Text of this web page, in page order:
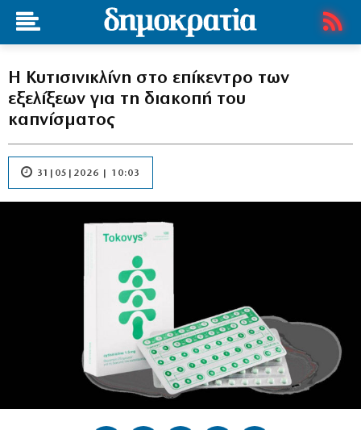
Η Κυτισινικλίνη στο επίκεντρο των
εξελίξεων για τη διακοπή του
καπνίσματος
31|05|2026 | 10:03